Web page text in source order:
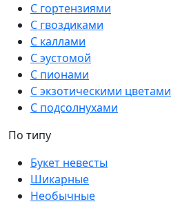
С гортензиями
С гвоздиками
С каллами
С эустомой
С пионами
С экзотическими цветами
С подсолнухами
По типу
Букет невесты
Шикарные
Необычные